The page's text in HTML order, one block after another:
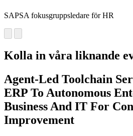
SAPSA fokusgruppsledare för HR
Kolla in våra liknande
Agent-Led Toolchain
ERP To Autonomous
Business And IT For
Improvement